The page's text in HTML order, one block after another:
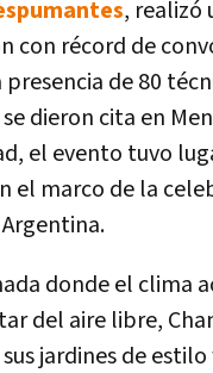
, realizó
con récord de
presencia de 80
dieron cita en
el evento tuvo
el marco de la
donde el clima
del aire libre,
jardines de